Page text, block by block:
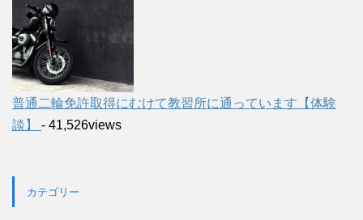
普通二輪免許取得にむけて教習所に通っています【体験
談】 - 41,526views
カテゴリー